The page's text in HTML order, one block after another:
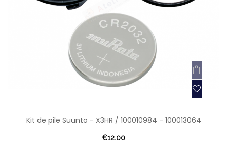
Kit de pile Suunto - X3HR / 100010984 - 100013064
€12.00